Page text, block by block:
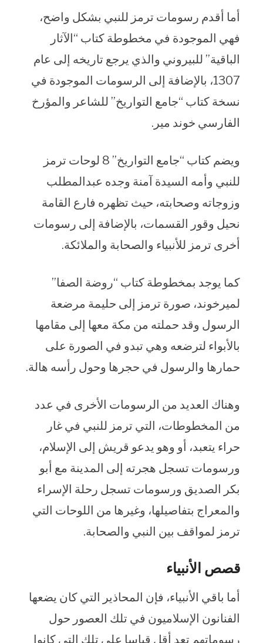
أما أقدم رسومات ترمز للنبي بشكل واضح،
فهي الموجودة في مخطوطة كتاب “الآثار
الباقية” للبيروني والذي يرجع تاريخه إلى عام
1307، بالإضافة إلى الرسومات الموجودة في
نسخة كتاب “جامع التواريخ” للشاعر والمؤرخ
الفارسي خوند مير.
ويضم كتاب “جامع التواريخ” 8 لوحات ترمز
للنبي وأمه السيدة آمنة وجده عبدالمطلب
وزوجاته وصحابته، حيث تظهره فارع القامة
نحيل وقور القسمات، بالإضافة إلى رسومات
أخرى ترمز للأنبياء والصحابة والملائكة.
كما يوجد بمخطوطة كتاب “روضة الصفا”
لميرخوند، صورة ترمز إلى حليمة مرضعة
الرسول وقد حملته من مكة معها إلى مقامها
بالأبواء لترضعه وهي تبدو في الصورة على
حمارها والرسول في حجرها وحول رأسه هالة.
وهناك العديد من الرسومات الأخرى في عدد
من المخطوطات، التي ترمز للنبي في غار
حراء يتعبد، أو وهو يدعو قريش إلى الإسلام،
ورسومات تسجل هجرته إلى المدينة مع أبو
بكر الصديق ورسومات تسجل رحلة الإسراء
والمعراج بتفاصيلها، وغيرها من اللوحات التي
ترمز لمواقف بين النبي والصحابة.
قصص الأنبياء
أما باقي الأنبياء، فإن المحاذير التي كان يضعها
الفنانون الإسلاميون في تلك العصور حول
رسوماتهم تعد أقل قياسا على تلك التي كانوا